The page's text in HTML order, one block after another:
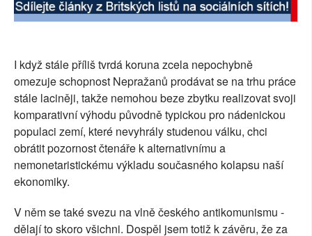
PLNÁ VERZE STRÁNEK
I když stále příliš tvrdá koruna zcela nepochybně
omezuje schopnost Nepražanů prodávat se na trhu práce
stále laciněji, takže nemohou beze zbytku realizovat svoji
komparativní výhodu původně typickou pro nádenickou
populaci zemí, které nevyhrály studenou válku, chci
obrátit pozornost čtenáře k alternativnímu a
nemonetaristickému výkladu současného kolapsu naší
ekonomiky.
V něm se také svezu na vlně českého antikomunismu -
dělají to skoro všichni. Dospěl jsem totiž k závěru, že za